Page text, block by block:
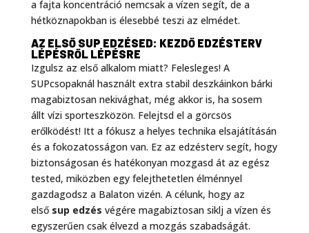
a fajta koncentráció nemcsak a vízen segít, de a
hétköznapokban is élesebbé teszi az elmédet.
AZ ELSŐ SUP EDZÉSED: KEZDŐ EDZÉSTERV
LÉPÉSRŐL LÉPÉSRE
Izgulsz az első alkalom miatt? Felesleges! A
SUPcsopaknál használt extra stabil deszkáinkon bárki
magabiztosan nekivághat, még akkor is, ha sosem
állt vízi sporteszközön. Felejtsd el a görcsös
erőlködést! Itt a fókusz a helyes technika elsajátításán
és a fokozatosságon van. Ez az edzésterv segít, hogy
biztonságosan és hatékonyan mozgasd át az egész
tested, miközben egy felejthetetlen élménnyel
gazdagodsz a Balaton vizén. A célunk, hogy az
első sup edzés végére magabiztosan siklj a vízen és
egyszerűen csak élvezd a mozgás szabadságát.